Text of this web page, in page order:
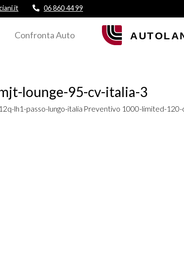
06 860 44 99
Confronta Auto
lounge-95-cv-italia-3
lh1-passo-lungo-italia Preventivo 1000-limited-